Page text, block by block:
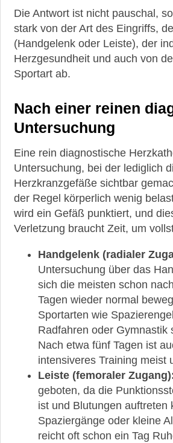
Die Antwort ist nicht pauschal,
stark von der Art des Eingriffs,
(Handgelenk oder Leiste), der
Herzgesundheit und auch von
Sportart ab.
Nach einer reinen
Untersuchung
Eine rein diagnostische
Untersuchung, bei der lediglich
Herzkranzgefäße sichtbar
der Regel körperlich wenig
wird ein Gefäß punktiert, und
Verletzung braucht Zeit, um
Handgelenk (radialer
Untersuchung über das
sich die meisten schon
Tagen wieder normal
Sportarten wie
Radfahren oder Gymnastik
Nach etwa fünf Tagen ist
intensiveres Training meist
Leiste (femoraler
geboten, da die
ist und Blutungen auftreten
Spaziergänge oder kleine
reicht oft schon ein Tag
Herzkatheter
Bypass
News,
aktuelle
&
neueste
Leitlinien
Heilpflanzen
bei
KHK
&
gegen
weitere
Herzinfarkte
News
Symptome
Diagnostik